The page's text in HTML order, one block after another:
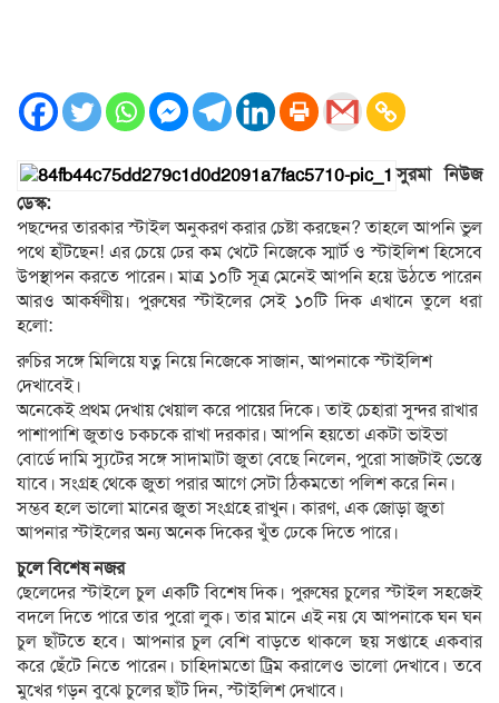
সুরমা নিউজ
ডেস্ক:
পছন্দের তারকার স্টাইল অনুকরণ করার চেষ্টা করছেন? তাহলে আপনি ভুল
পথে হাঁটছেন! এর চেয়ে ঢের কম খেটে নিজেকে স্মার্ট ও স্টাইলিশ হিসেবে
উপস্থাপন করতে পারেন। মাত্র ১০টি সূত্র মেনেই আপনি হয়ে উঠতে পারেন
আরও আকর্ষণীয়। পুরুষের স্টাইলের সেই ১০টি দিক এখানে তুলে ধরা
হলো:
রুচির সঙ্গে মিলিয়ে যত্ন নিয়ে নিজেকে সাজান, আপনাকে স্টাইলিশ
দেখাবেই।
অনেকেই প্রথম দেখায় খেয়াল করে পায়ের দিকে। তাই চেহারা সুন্দর রাখার
পাশাপাশি জুতাও চকচকে রাখা দরকার। আপনি হয়তো একটা ভাইভা
বোর্ডে দামি স্যুটের সঙ্গে সাদামাটা জুতা বেছে নিলেন, পুরো সাজটাই ভেস্তে
যাবে। সংগ্রহ থেকে জুতা পরার আগে সেটা ঠিকমতো পলিশ করে নিন।
সম্ভব হলে ভালো মানের জুতা সংগ্রহে রাখুন। কারণ, এক জোড়া জুতা
আপনার স্টাইলের অন্য অনেক দিকের খুঁত ঢেকে দিতে পারে।
চুলে বিশেষ নজর
ছেলেদের স্টাইলে চুল একটি বিশেষ দিক। পুরুষের চুলের স্টাইল সহজেই
বদলে দিতে পারে তার পুরো লুক। তার মানে এই নয় যে আপনাকে ঘন ঘন
চুল ছাঁটতে হবে। আপনার চুল বেশি বাড়তে থাকলে ছয় সপ্তাহে একবার
করে ছেঁটে নিতে পারেন। চাহিদামতো ট্রিম করালেও ভালো দেখাবে। তবে
মুখের গড়ন বুঝে চুলের ছাঁট দিন, স্টাইলিশ দেখাবে।